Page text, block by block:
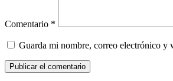
Comentario *
Guarda mi nombre, correo electrónico y